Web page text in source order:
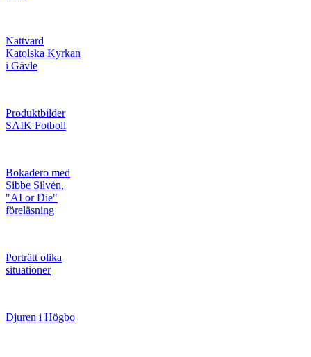
Nattvard
Katolska Kyrkan
i Gävle
Produktbilder
SAIK Fotboll
Bokadero med
Sibbe Silvèn,
"AI or Die"
föreläsning
Porträtt olika
situationer
Djuren i Högbo